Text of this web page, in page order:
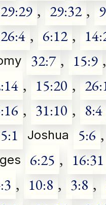
29:29 , 29:32 ,
26:4 , 6:12 ,
32:7 , 15:9 ,
, 15:20 ,
, 31:10 , 8:4
Joshua 5:6 ,
6:25 , 16:31
, 10:8 , 3:8 ,